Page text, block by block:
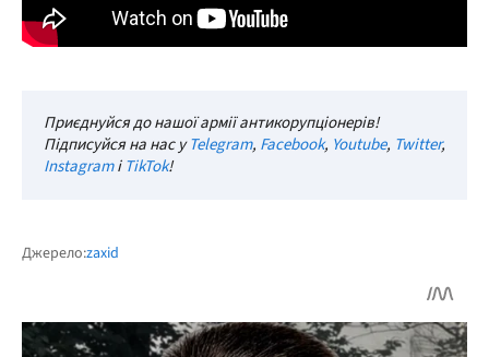
Приєднуйся до нашої армії антикорупціонерів!
Підписуйся на нас уTelegram, Facebook, Youtube, Twitter,
InstagramіTikTok!
Джерело:zaxid